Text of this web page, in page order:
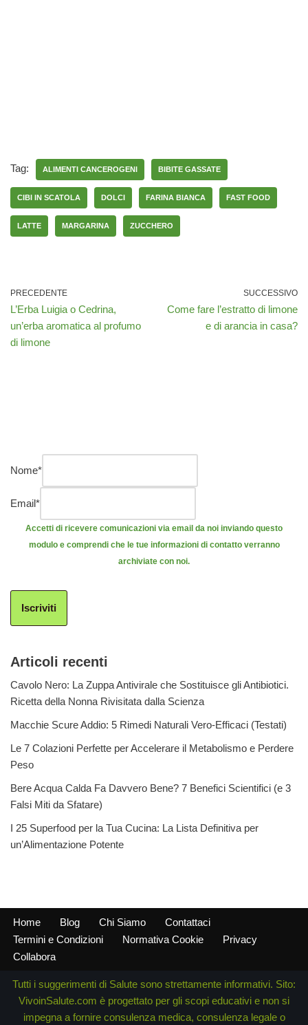
Tag: ALIMENTI CANCEROGENI BIBITE GASSATE
CIBI IN SCATOLA DOLCI FARINA BIANCA FAST FOOD
LATTE MARGARINA ZUCCHERO
PRECEDENTE
L’Erba Luigia o Cedrina,
un’erba aromatica al profumo
di limone
SUCCESSIVO
Come fare l’estratto di limone
e di arancia in casa?
Nome*
Email*
Accetti di ricevere comunicazioni via email da noi inviando questo
modulo e comprendi che le tue informazioni di contatto verranno
archiviate con noi.
Iscriviti
Articoli recenti
Cavolo Nero: La Zuppa Antivirale che Sostituisce gli Antibiotici.
Ricetta della Nonna Rivisitata dalla Scienza
Macchie Scure Addio: 5 Rimedi Naturali Vero-Efficaci (Testati)
Le 7 Colazioni Perfette per Accelerare il Metabolismo e Perdere
Peso
Bere Acqua Calda Fa Davvero Bene? 7 Benefici Scientifici (e 3
Falsi Miti da Sfatare)
I 25 Superfood per la Tua Cucina: La Lista Definitiva per
un’Alimentazione Potente
Home Blog Chi Siamo
Contattaci
Termini e Condizioni
Normativa Cookie
Privacy
Collabora
Tutti i suggerimenti di Salute sono strettamente informativi. Sito:
VivoinSalute.com è progettato per gli scopi educativi e non si
impegna a fornire consulenza medica, consulenza legale o